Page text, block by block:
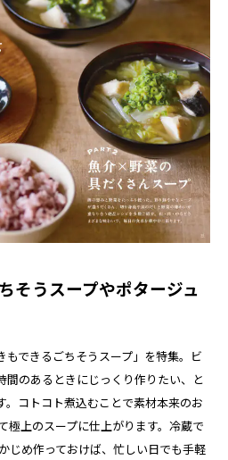
そうスープやポタージュ
もできるごちそうスープ」を特集。ビ
間のあるときにじっくり作りたい、と
。コトコト煮込むことで素材本来のお
極上のスープに仕上がります。冷蔵で
じめ作っておけば、忙しい日でも手軽